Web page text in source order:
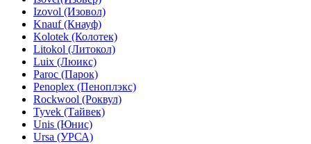
Izovol (Изовол)
Knauf (Кнауф)
Kolotek (Колотек)
Litokol (Литокол)
Luix (Люикс)
Paroc (Парок)
Penoplex (Пеноплэкс)
Rockwool (Роквул)
Tyvek (Тайвек)
Unis (Юнис)
Ursa (УРСА)